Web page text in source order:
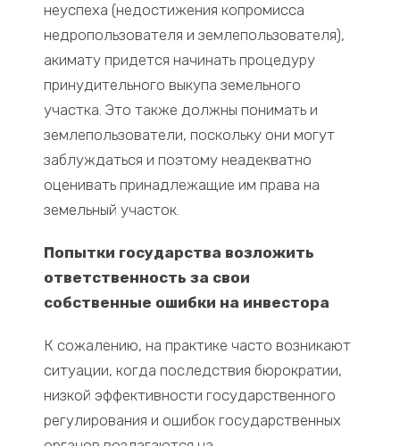
неуспеха (недостижения копромисса
недропользователя и землепользователя),
акимату придется начинать процедуру
принудительного выкупа земельного
участка. Это также должны понимать и
землепользователи, поскольку они могут
заблуждаться и поэтому неадекватно
оценивать принадлежащие им права на
земельный участок.
Попытки государства возложить
ответственность за свои
собственные ошибки на инвестора
К сожалению, на практике часто возникают
ситуации, когда последствия бюрократии,
низкой эффективности государственного
регулирования и ошибок государственных